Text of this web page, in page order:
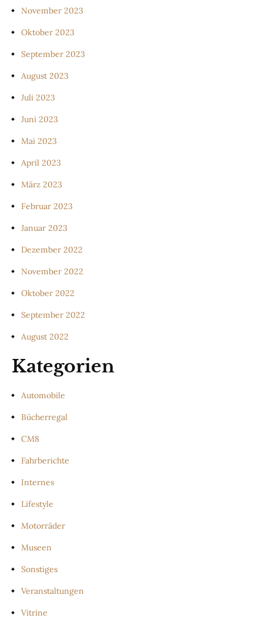
November 2023
Oktober 2023
September 2023
August 2023
Juli 2023
Juni 2023
Mai 2023
April 2023
März 2023
Februar 2023
Januar 2023
Dezember 2022
November 2022
Oktober 2022
September 2022
August 2022
Kategorien
Automobile
Bücherregal
CM8
Fahrberichte
Internes
Lifestyle
Motorräder
Museen
Sonstiges
Veranstaltungen
Vitrine